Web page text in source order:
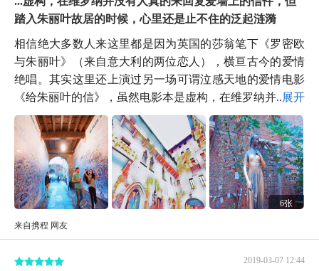
踏入朱丽叶故居的时候，心里还是止不住的泛起涟漪
相信绝大多数人来这里都是因为英国的莎翁笔下《罗密欧
与朱丽叶》（来自意大利的两位恋人），横亘古今的爱情
绝唱。其实这里还上演过另一场可谓泣感天地的爱情电影
《给朱丽叶的信》，虽然电影本是虚构，在维罗纳并...展开
6张
来自携程 网友
2019-03-07 12:44